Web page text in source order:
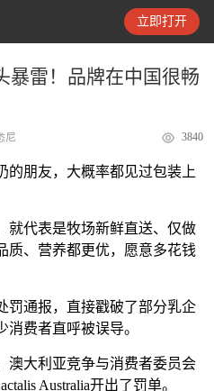
立即打开
新闻
暴雷！品牌在中国很畅
尼 3840
的朋友，大概率都见过包装上
就代表是牧场新鲜直送、仅做
质、营养都更优，愿意多花钱
罚通报，直接戳破了部分乳企
费者直呼被误导。
澳大利亚竞争与消费者委员会
Australia开出了罚单。